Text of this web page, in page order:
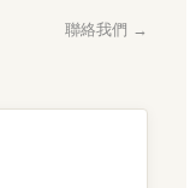
聯絡我們 →